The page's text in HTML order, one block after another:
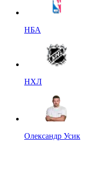
НБА
НХЛ
Олександр Усик